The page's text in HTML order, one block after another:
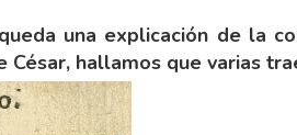
una explicación de la
César, hallamos que varias